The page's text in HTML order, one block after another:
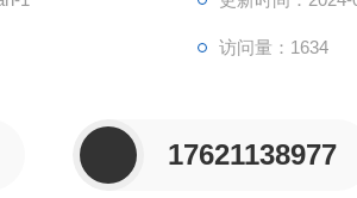
访问量：1634
17621138977